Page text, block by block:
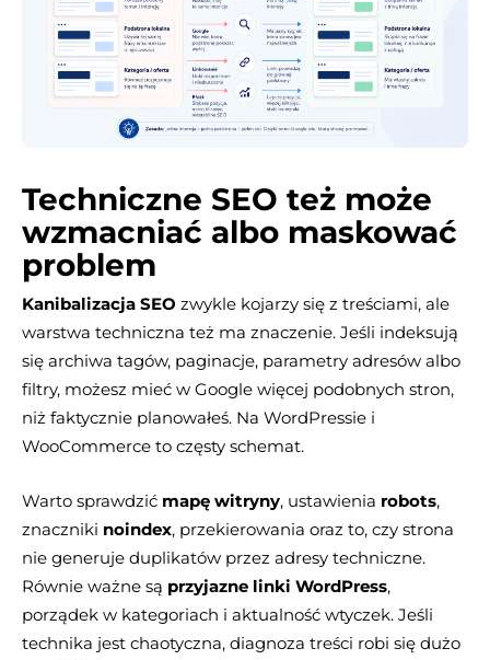
Techniczne SEO też może
wzmacniać albo maskować
problem
Kanibalizacja SEO zwykle kojarzy się z treściami, ale
warstwa techniczna też ma znaczenie. Jeśli indeksują
się archiwa tagów, paginacje, parametry adresów albo
filtry, możesz mieć w Google więcej podobnych stron,
niż faktycznie planowałeś. Na WordPressie i
WooCommerce to częsty schemat.
Warto sprawdzić mapę witryny, ustawienia robots,
znaczniki noindex, przekierowania oraz to, czy strona
nie generuje duplikatów przez adresy techniczne.
Równie ważne są przyjazne linki WordPress,
porządek w kategoriach i aktualność wtyczek. Jeśli
technika jest chaotyczna, diagnoza treści robi się dużo